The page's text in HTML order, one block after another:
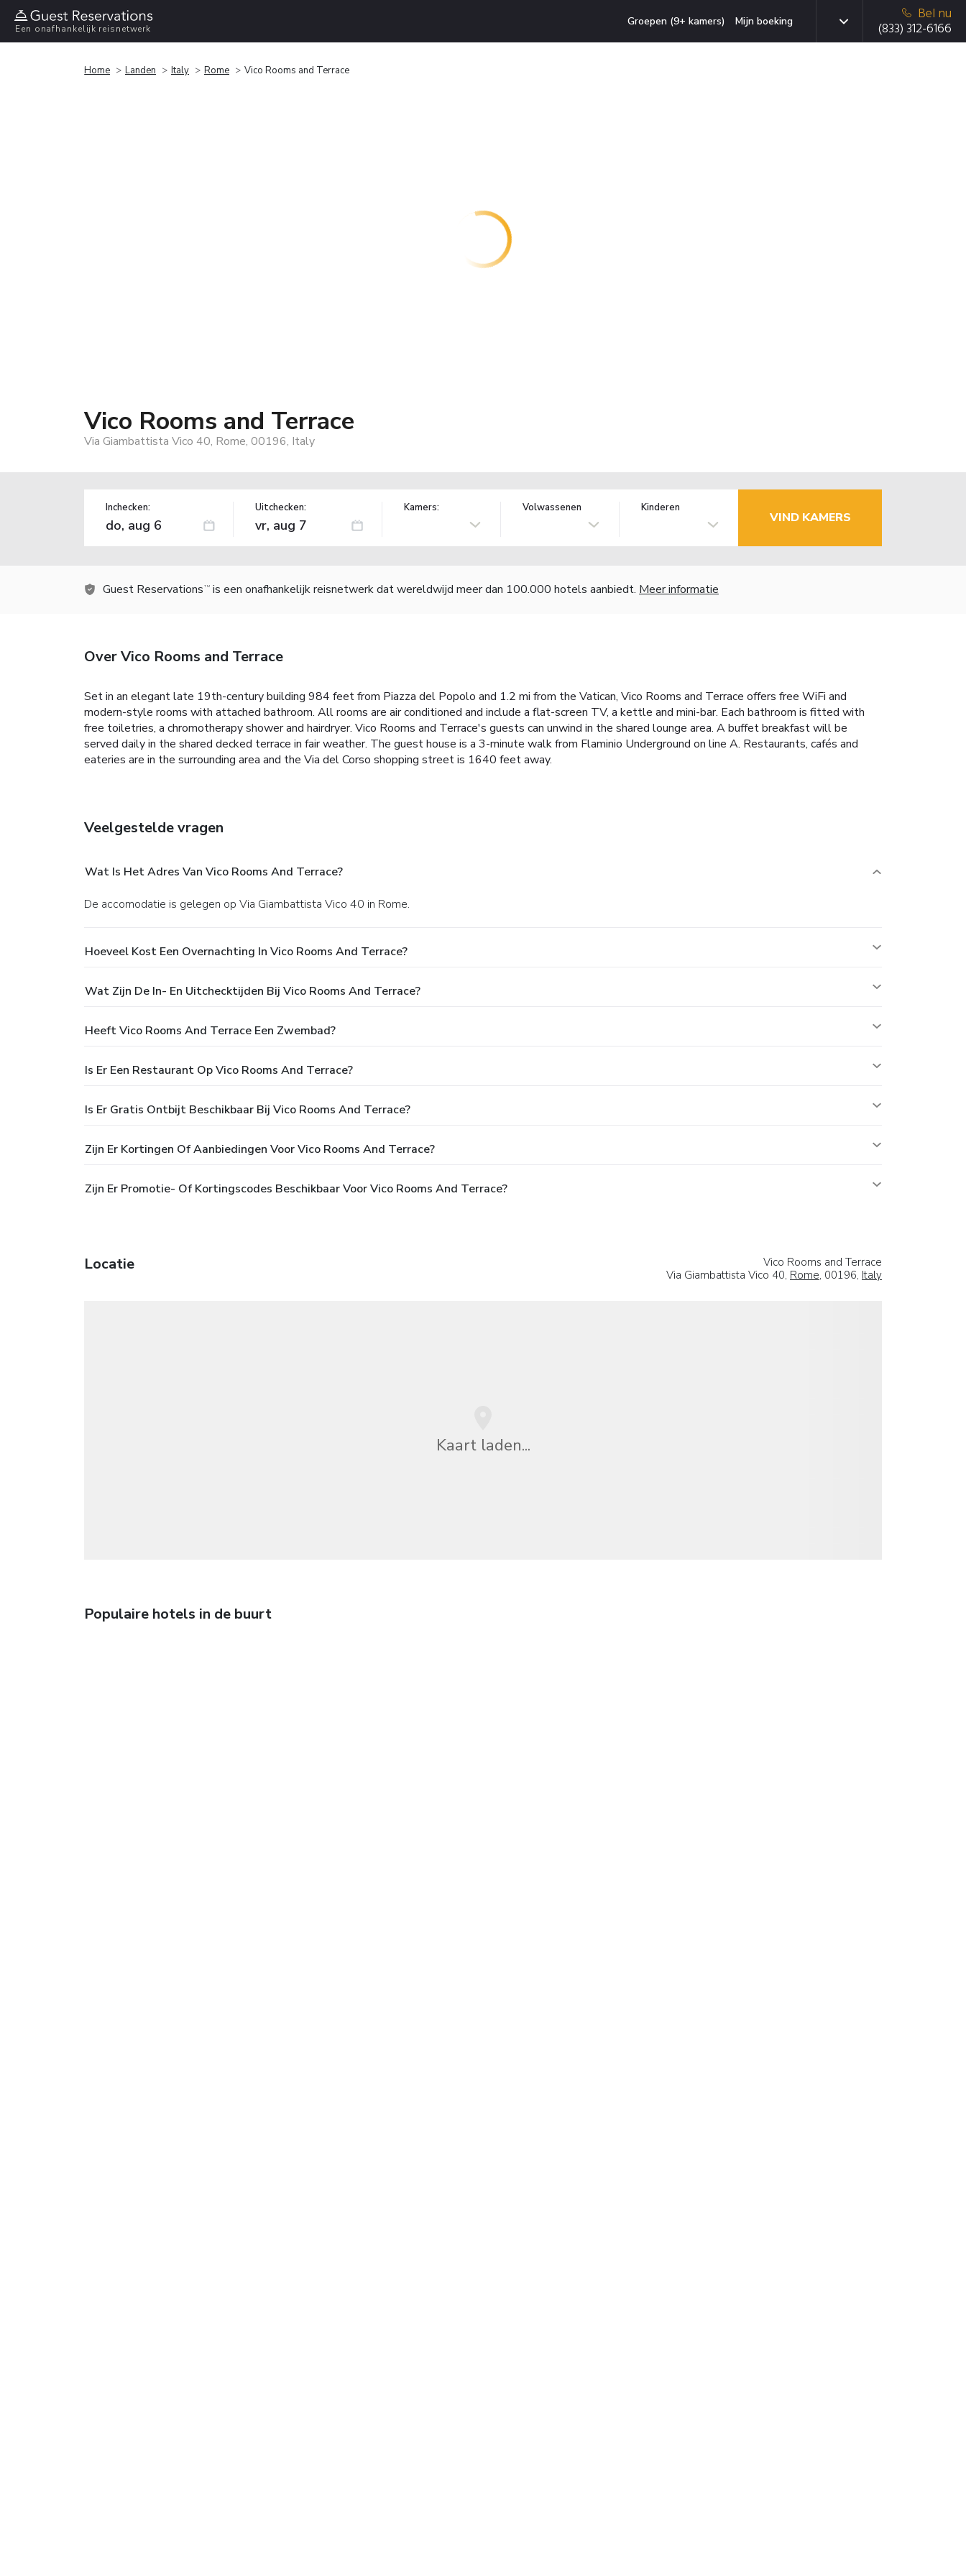
Een onafhankelijk reisnetwerk
Groepen (9+ kamers) Mijn boeking
Bel nu
(833) 312-6166
Home Landen Italy Rome Vico Rooms and Terrace
Vico Rooms and Terrace
Via Giambattista Vico 40, Rome, 00196, Italy
Inchecken: Uitchecken: Kamers: Volwassenen Kinderen
VIND KAMERS
Guest Reservations TM is een onafhankelijk reisnetwerk dat wereldwijd meer dan 100.000 hotels aanbiedt. Meer informatie
Over Vico Rooms and Terrace
Set in an elegant late 19th-century building 984 feet from Piazza del Popolo and 1.2 mi from the Vatican, Vico Rooms and Terrace offers free WiFi and
modern-style rooms with attached bathroom. All rooms are air conditioned and include a flat-screen TV, a kettle and mini-bar. Each bathroom is fitted with
free toiletries, a chromotherapy shower and hairdryer. Vico Rooms and Terrace's guests can unwind in the shared lounge area. A buffet breakfast will be
served daily in the shared decked terrace in fair weather. The guest house is a 3-minute walk from Flaminio Underground on line A. Restaurants, cafés and
eateries are in the surrounding area and the Via del Corso shopping street is 1640 feet away.
Veelgestelde vragen
Wat Is Het Adres Van Vico Rooms And Terrace?
De accomodatie is gelegen op Via Giambattista Vico 40 in Rome.
Hoeveel Kost Een Overnachting In Vico Rooms And Terrace?
Wat Zijn De In- En Uitchecktijden Bij Vico Rooms And Terrace?
Heeft Vico Rooms And Terrace Een Zwembad?
Is Er Een Restaurant Op Vico Rooms And Terrace?
Is Er Gratis Ontbijt Beschikbaar Bij Vico Rooms And Terrace?
Zijn Er Kortingen Of Aanbiedingen Voor Vico Rooms And Terrace?
Zijn Er Promotie- Of Kortingscodes Beschikbaar Voor Vico Rooms And Terrace?
Locatie
Vico Rooms and Terrace
Via Giambattista Vico 40, Rome, 00196, Italy
Kaart laden...
Populaire hotels in de buurt